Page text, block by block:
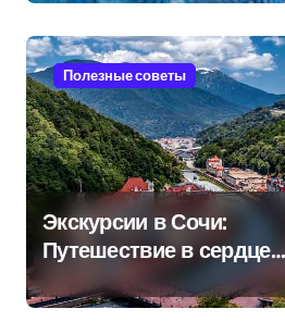
Полезные советы
Экскурсии в Сочи:
Путешествие в сердце
Черноморского курорта